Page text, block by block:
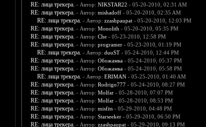
RE: лица трекера. - Автор: NIKSTAR22 - 05-20-2010, 02:31 AM
RE: лица трекера. - Автор: mishadoff- 05-20-2010, 02:35 AM
RE: лица трекера. - Автор: zzashpaupat- 05-20-2010, 12:03 PM
RE: лица трекера. - Автор: Monolith - 05-20-2010, 05:35 PM
RE: лица трекера. - Автор: Che- 05-23-2010, 12:58 PM
RE: лица трекера. - Автор: programer- 05-23-2010, 01:19 PM
RE: лица трекера. - Автор: duuST- 05-24-2010, 12:44 PM
RE: лица трекера. - Автор: Обожамка- 05-24-2010, 05:37 PM
RE: лица трекера. - Автор: Обожамка- 05-24-2010, 05:58 PM
RE: лица трекера. - Автор: ERIMAN- 05-25-2010, 01:40 AM
RE: лица трекера. - Автор: Rodrigo777- 05-24-2010, 08:27 PM
RE: лица трекера. - Автор: Molfar- 05-28-2010, 07:07 PM
RE: лица трекера. - Автор: Molfar- 05-28-2010, 08:53 PM
RE: лица трекера. - Автор: misfits- 05-29-2010, 04:48 PM
RE: лица трекера. - Автор: Starseeker- 05-29-2010, 06:50 PM
RE: лица трекера. - Автор: zzashpaupat- 05-29-2010, 09:13 PM